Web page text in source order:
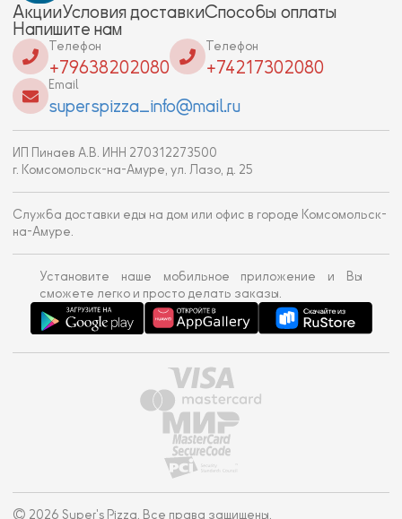
АкцииУсловия доставкиСпособы оплаты
Напишите нам
Телефон
+79638202080
Телефон
+74217302080
Email
superspizza_info@mail.ru
ИП Пинаев А.В. ИНН 270312273500
г. Комсомольск-на-Амуре, ул. Лазо, д. 25
Служба доставки еды на дом или офис в городе Комсомольск-
на-Амуре.
Установите наше мобильное приложение и Вы
сможете легко и просто делать заказы.
© 2026 Super's Pizza. Все права защищены.